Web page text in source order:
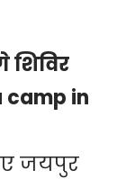
camp in
जयपुर